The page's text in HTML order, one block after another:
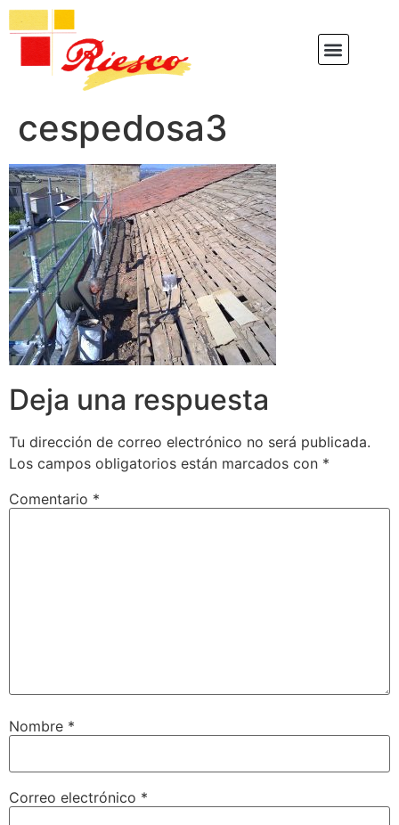
cespedosa3
Deja una respuesta
Tu dirección de correo electrónico no será publicada.
Los campos obligatorios están marcados con *
Comentario *
Nombre *
Correo electrónico *